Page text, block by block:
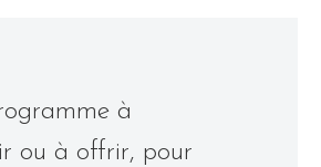
à
ou à offrir, pour